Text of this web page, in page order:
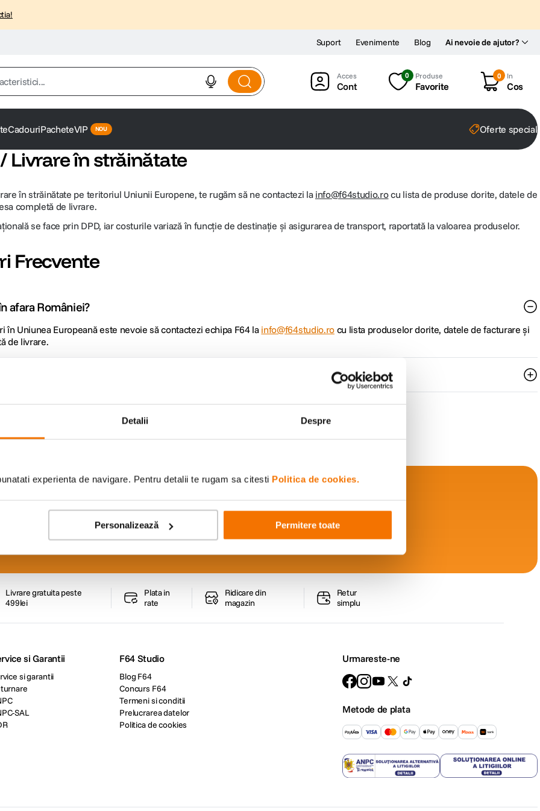
Detalii Despre
experienta de navigare. Pentru detalii te rugam sa citesti Politica de cookies.
Personalizează Permitere toate
Ai nevoie de ajutor?
Suport Evenimente Blog
Cont
0 Produse
Favorite
0 In
Cos
CadouriPacheteVIP Oferte
Livrare în străinătate
în străinătate pe teritoriul Uniunii Europene, te rugăm să ne contactezi la info@f64studio.rocu lista de produse dorite, datele de
completă de livrare.
se face prin DPD, iar costurile variază în funcție de destinație și asigurarea de transport, raportată la valoarea produselor.
Frecvente
afara României?
în Uniunea Europeană este nevoie să contactezi echipa F64 la info@f64studio.rocu lista produselor dorite, datele de facturare și
de livrare.
foto-video si oferte
Livrare gratuita peste
499lei
Plata in
rate
Ridicare din
magazin
Retur
simplu
si Garantii
si garantii
SAL
F64 Studio
Blog F64
Concurs F64
Termeni si conditii
Prelucrarea datelor
Politica de cookies
Urmareste-ne
Metode de plata